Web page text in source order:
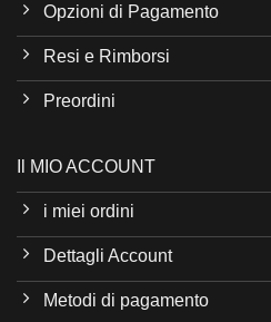
Opzioni di Pagamento
Resi e Rimborsi
Preordini
Il MIO ACCOUNT
i miei ordini
Dettagli Account
Metodi di pagamento